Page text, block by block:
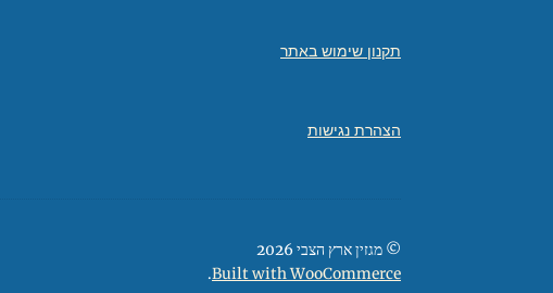
תקנון שימוש באתר
הצהרת נגישות
© מגזין ארץ הצבי 2026
Built with WooCommerce
.